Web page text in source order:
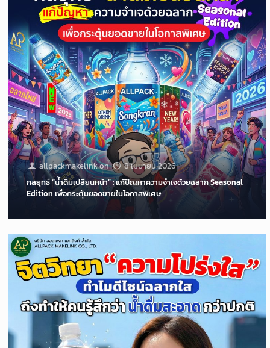
allpackmakelinkon
8 เมษายน 2026
กลยุทธ์ “น้ำดื่มเปลี่ยนหน้า” : แก้ปัญหาความจำเจด้วยฉลาก Seasonal
Edition เพื่อกระตุ้นยอดขายในโอกาสพิเศษ